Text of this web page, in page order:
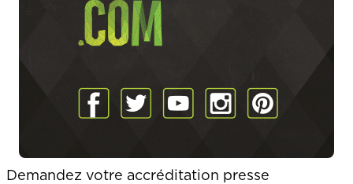
Demandez votre accréditation presse